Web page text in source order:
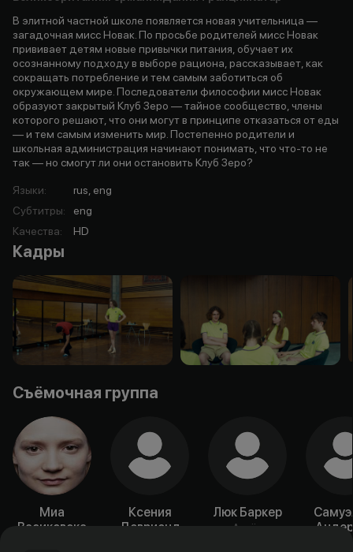
В элитной частной школе появляется новая учительница —
загадочная мисс Новак. По просьбе родителей мисс Новак
прививает детям новые привычки питания, обучает их
осознанному подходу в выборе рациона, рассказывает, как
сокращать потребление и тем самым заботиться об
окружающем мире. Последователи философии мисс Новак
образуют закрытый Клуб Зеро — тайное сообщество, члены
которого решают, что они могут в принципе отказаться от еды
— и тем самым изменить мир. Постепенно родители и
школьная администрация начинают понимать, что что-то не
так — но смогут ли они остановить Клуб Зеро?
Языки:
rus, eng
Субтитры:
eng
Качества: HD
Кадры
Съёмочная группа
Миа
Васиковска
Ксения
Девриенд
Люк Баркер
Актёр